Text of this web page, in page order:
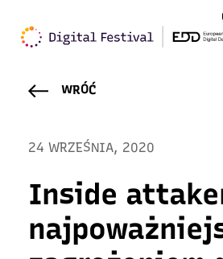
WRÓĆ
24 WRZEŚNIA, 2020
Inside